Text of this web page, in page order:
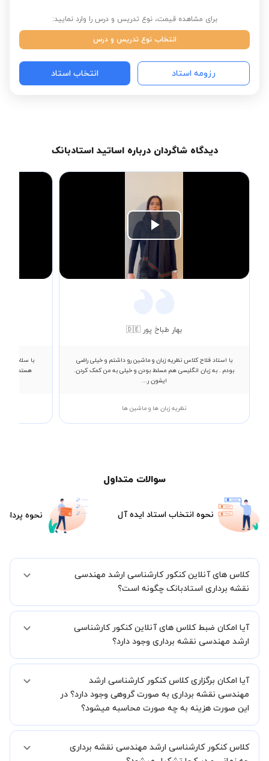
برای مشاهده قیمت، نوع تدریس و درس را وارد نمایید:
انتخاب نوع تدریس و درس
رزومه استاد انتخاب استاد
دیدگاه شاگردان درباره اساتید استادبانک
Play
Video
بهار طباخ پور 🇩🇪
با استاد فلاح کلاس نظریه زبان و ماشین رو داشتم و خیلی راضی
بودم . به زبان انگلیسی هم مسلط بودن و خیلی به من کمک کردن.
ایشون ر...
نظریه زبان ها و ماشین ها
با سلام
سوالات متداول
نحوه انتخاب استاد ایده آل نحوه
کلاس های آنلاین کنکور کارشناسی ارشد مهندسی
نقشه برداری استادبانک چگونه است؟
شما میدهیم که استاد شما پیش از جلسه تمامی موارد لازم برای برگزاری
یک کلاس آنلاین با کیفیت و مفید را به شما توضیح خواهند داد.
آیا امکان ضبط کلاس های آنلاین کنکور کارشناسی
ارشد مهندسی نقشه برداری وجود دارد؟
کنید.
آیا امکان برگزاری کلاس کنکور کارشناسی ارشد
مهندسی نقشه برداری به صورت گروهی وجود دارد؟ در
این صورت هزینه به چه صورت محاسبه میشود؟
برداری خصوصی هستند اما در صورتیکه مایل هستید کلاس ها را در کنار
کلاس کنکور کارشناسی ارشد مهندسی نقشه برداری